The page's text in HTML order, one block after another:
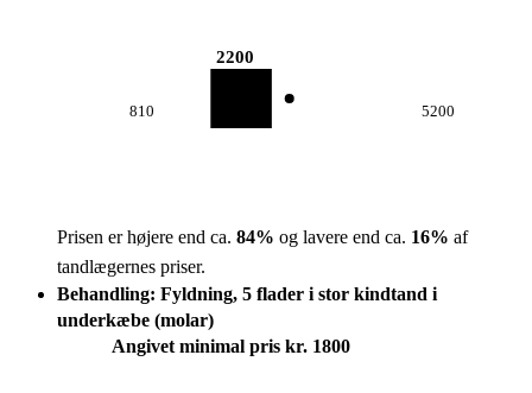
810
2200
5200
Prisen er højere end ca. 84% og lavere end ca. 16% af
tandlægernes priser.
Behandling: Fyldning, 5 flader i stor kindtand i
underkæbe (molar)
Angivet minimal pris kr. 1800